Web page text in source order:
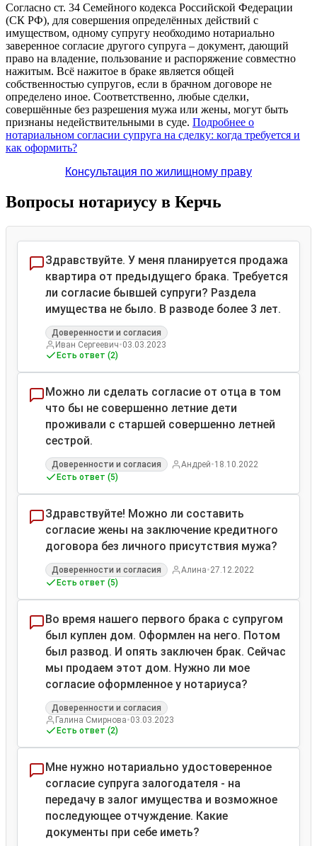
Согласно ст. 34 Семейного кодекса Российской Федерации
(СК РФ), для совершения определённых действий с
имуществом, одному супругу необходимо нотариально
заверенное согласие другого супруга – документ, дающий
право на владение, пользование и распоряжение совместно
нажитым. Всё нажитое в браке является общей
собственностью супругов, если в брачном договоре не
определено иное. Соответственно, любые сделки,
совершённые без разрешения мужа или жены, могут быть
признаны недействительными в суде. Подробнее о
нотариальном согласии супруга на сделку: когда требуется и
как оформить?
Консультация по жилищному праву
Вопросы нотариусу в Керчь
Здравствуйте. У меня планируется продажа
квартира от предыдущего брака. Требуется
ли согласие бывшей супруги? Раздела
имущества не было. В разводе более 3 лет.
Доверенности и согласия
Иван Сергеевич•03.03.2023
Есть ответ (2)
Можно ли сделать согласие от отца в том
что бы не совершенно летние дети
проживали с старшей совершенно летней
сестрой.
Доверенности и согласия Андрей•18.10.2022
Есть ответ (5)
Здравствуйте! Можно ли составить
согласие жены на заключение кредитного
договора без личного присутствия мужа?
Доверенности и согласия Алина•27.12.2022
Есть ответ (5)
Во время нашего первого брака с супругом
был куплен дом. Оформлен на него. Потом
был развод. И опять заключен брак. Сейчас
мы продаем этот дом. Нужно ли мое
согласие оформленное у нотариуса?
Доверенности и согласия
Галина Смирнова•03.03.2023
Есть ответ (2)
Мне нужно нотариально удостоверенное
согласие супруга залогодателя - на
передачу в залог имущества и возможное
последующее отчуждение. Какие
документы при себе иметь?